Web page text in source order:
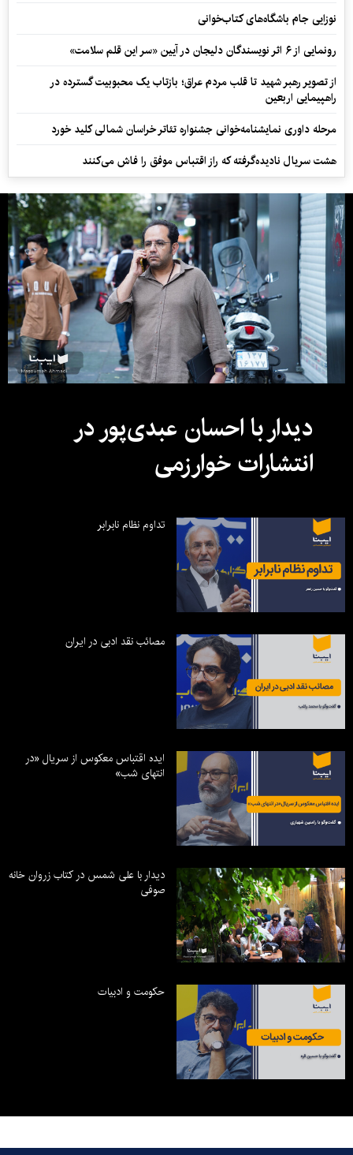
نوزایی جام باشگاه‌های کتاب‌خوانی
رونمایی از ۶ اثر نویسندگان دلیجان در آیین «سر این قلم سلامت»
از تصویر رهبر شهید تا قلب مردم عراق؛ بازتاب یک محبوبیت گسترده در
راهپیمایی اربعین
مرحله داوری نمایشنامه‌خوانی جشنواره تئاتر خراسان شمالی کلید خورد
هشت سریال نادیده‌گرفته که راز اقتباس موفق را فاش می‌کنند
دیدار با احسان عبدی‌پور در
انتشارات خوارزمی
تداوم نظام نابرابر
مصائب نقد ادبی در ایران
ایده اقتباس معکوس از سریال «در
انتهای شب»
دیدار با علی شمس در کتاب زروان خانه
صوفی
حکومت و ادبیات